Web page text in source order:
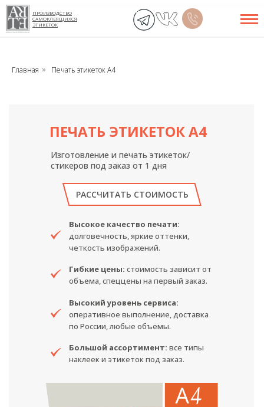
ПРОИЗВОДСТВО
САМОКЛЕЯЩИХСЯ
ЭТИКЕТОК
Главная » Печать этикеток А4
Изготовление и печать этикеток/
стикеров под заказ от 1 дня
ПЕЧАТЬ ЭТИКЕТОК А4
РАССЧИТАТЬ СТОИМОСТЬ
Высокое качество печати:
долговечность, яркие оттенки,
четкость изображений.
Гибкие цены: стоимость зависит от
объема, спеццены на первый заказ.
Высокий уровень сервиса:
оперативное выполнение, доставка
по России, любые объемы.
Большой ассортимент: все типы
наклеек и этикеток под заказ.